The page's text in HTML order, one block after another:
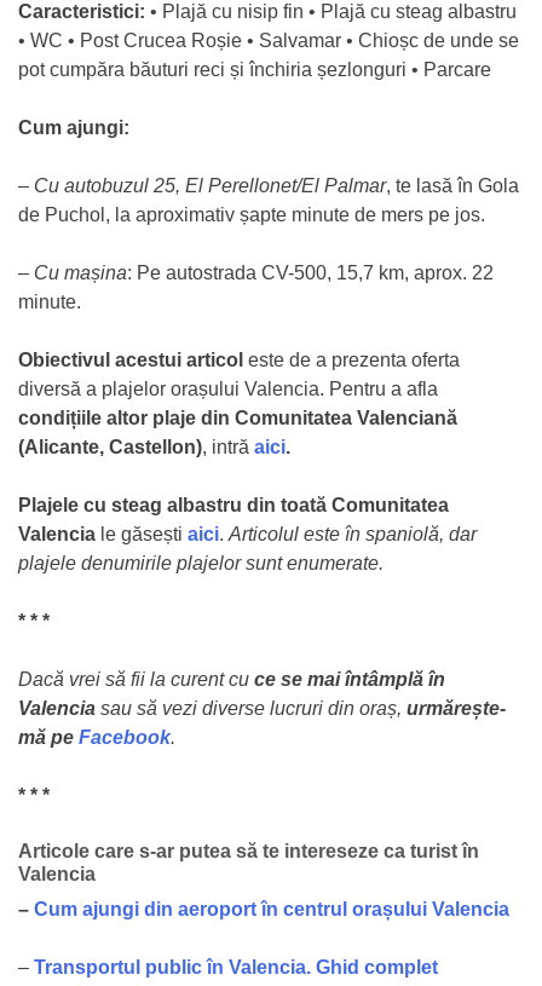
Caracteristici: • Plajă cu nisip fin • Plajă cu steag albastru
• WC • Post Crucea Roșie • Salvamar • Chioșc de unde se
pot cumpăra băuturi reci și închiria șezlonguri • Parcare
Cum ajungi:
– Cu autobuzul 25, El Perellonet/El Palmar, te lasă în Gola
de Puchol, la aproximativ șapte minute de mers pe jos.
– Cu mașina: Pe autostrada CV-500, 15,7 km, aprox. 22
minute.
Obiectivul acestui articol este de a prezenta oferta
diversă a plajelor orașului Valencia. Pentru a afla
condițiile altor plaje din Comunitatea Valenciană
(Alicante, Castellon), intră aici.
Plajele cu steag albastru din toată Comunitatea
Valencia le găsești aici. Articolul este în spaniolă, dar
plajele denumirile plajelor sunt enumerate.
* * *
Dacă vrei să fii la curent cu ce se mai întâmplă în
Valencia sau să vezi diverse lucruri din oraș, urmărește-
mă pe Facebook.
* * *
Articole care s-ar putea să te intereseze ca turist în
Valencia
– Cum ajungi din aeroport în centrul orașului Valencia
– Transportul public în Valencia. Ghid complet